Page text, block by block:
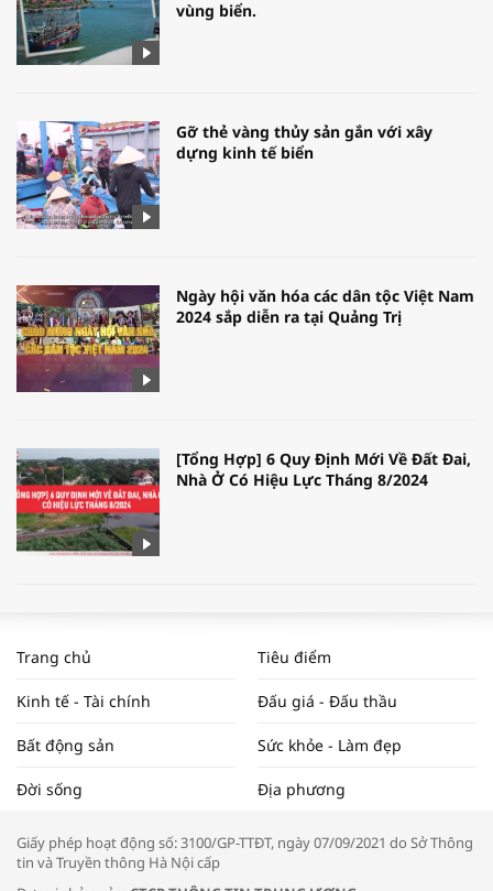
vùng biển.
Gỡ thẻ vàng thủy sản gắn với xây
dựng kinh tế biển
Ngày hội văn hóa các dân tộc Việt Nam
2024 sắp diễn ra tại Quảng Trị
[Tổng Hợp] 6 Quy Định Mới Về Đất Đai,
Nhà Ở Có Hiệu Lực Tháng 8/2024
ĐẬP THỊ TRƯỜNG #62
Tọa đàm “Xúc tiến thương mại: Khơi
thông đầu ra cho sản phẩm OCOP”
Trang chủ Tiêu điểm
Kinh tế - Tài chính Đấu giá - Đấu thầu
Bất động sản Sức khỏe - Làm đẹp
Đời sống Địa phương
Giấy phép hoạt động số: 3100/GP-TTĐT, ngày 07/09/2021 do Sở Thông
tin và Truyền thông Hà Nội cấp